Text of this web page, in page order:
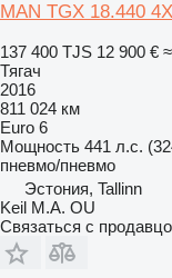
MAN TGX 18.440
137 400 TJS 12 900 €
Тягач
2016
811 024 км
Euro 6
Мощность 441 л.с.
пневмо/пневмо
Эстония, Tallinn
Keil M.A. OU
Связаться с